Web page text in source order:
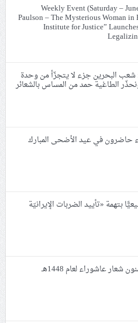
Weekly Event (Saturday –
Paulson – The Mysterious Woman
Institute for Justice”
شعب البحرين جزء لا يتجزّأ من وحدة
الطاغية حمد من المساس بالشعائر
حاضرون في عيد الأضحى المبارك
بسجن 12 شيعيًّا بتهمة «تأييد الضربات الإيرانيّة
عاشوراء لعام 1448هـ